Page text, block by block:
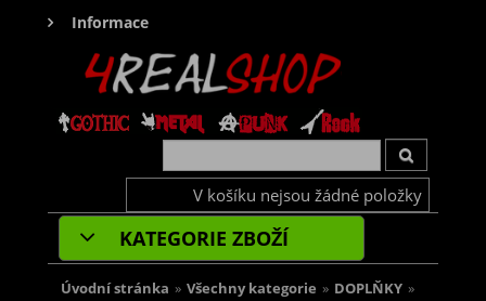
Informace
V košíku nejsou žádné položky
KATEGORIE ZBOŽÍ
Úvodní stránka » Všechny kategorie » DOPLŇKY »